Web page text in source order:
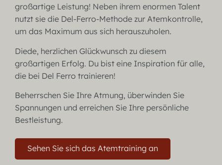
großartige Leistung! Neben ihrem enormen Talent
nutzt sie die Del-Ferro-Methode zur Atemkontrolle,
um das Maximum aus sich herauszuholen.
Diede, herzlichen Glückwunsch zu diesem
großartigen Erfolg. Du bist eine Inspiration für alle,
die bei Del Ferro trainieren!
Beherrschen Sie Ihre Atmung, überwinden Sie
Spannungen und erreichen Sie Ihre persönliche
Bestleistung.
Sehen Sie sich das Atemtraining an